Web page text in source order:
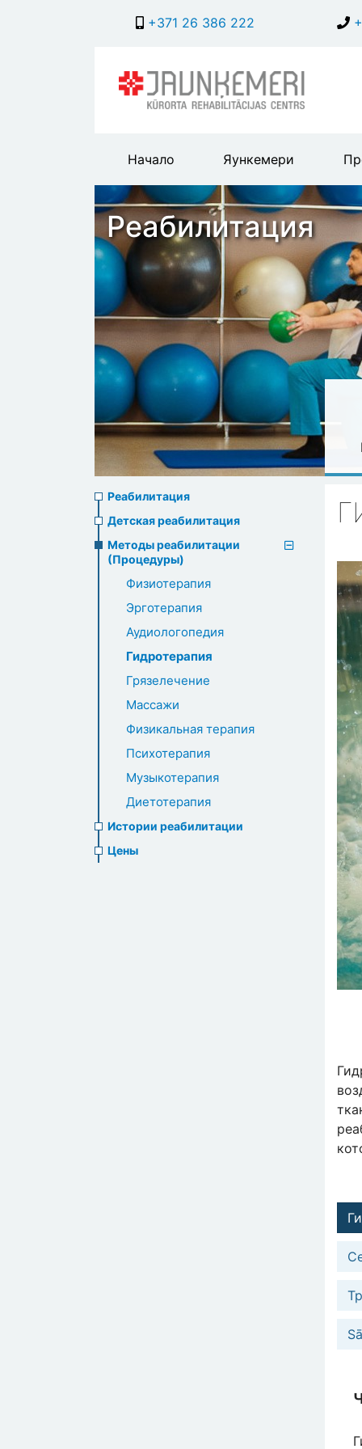
+371 26 386 222
Main
header
menu
Начало Яункемери
Реабилитация
Rehabilitation
menu
Реабилитация
Детская реабилитация
Методы реабилитации
(Процедуры)
Физиотерапия
Эрготерапия
Аудиологопедия
Гидротерапия
Грязелечение
Массажи
Физикальная терапия
Психотерапия
Музыкотерапия
Диетотерапия
Истории реабилитации
Цены